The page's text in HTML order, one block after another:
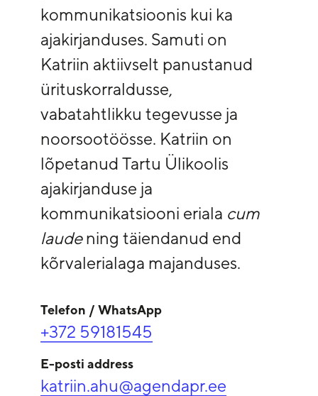
kommunikatsioonis kui ka
ajakirjanduses. Samuti on
Katriin aktiivselt panustanud
ürituskorraldusse,
vabatahtlikku tegevusse ja
noorsootöösse. Katriin on
lõpetanud Tartu Ülikoolis
ajakirjanduse ja
kommunikatsiooni eriala cum
laudening täiendanud end
kõrvalerialaga majanduses.
Telefon / WhatsApp
+372 59181545
E-posti address
katriin.ahu@agendapr.ee